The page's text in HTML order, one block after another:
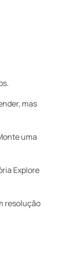
mas
uma
Explore
resolução